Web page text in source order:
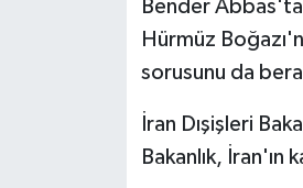
Bender
Hürmüz
sorusunu da
İran Dışişleri
Bakanlık,